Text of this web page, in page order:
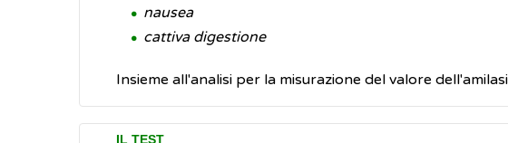
nausea
cattiva digestione
Insieme all'analisi per la misurazione del valore
IL TEST